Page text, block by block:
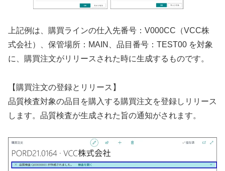
上記例は、購買ラインの仕入先番号：V000CC（VCC株
式会社）、保管場所：MAIN、品目番号：TEST00 を対象
に、購買注文がリリースされた時に生成するものです。
【購買注文の登録とリリース】
品質検査対象の品目を購入する購買注文を登録しリリース
します。品質検査が生成された旨の通知がされます。